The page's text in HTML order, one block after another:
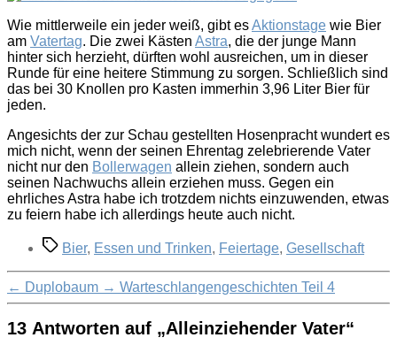
Wie mittlerweile ein jeder weiß, gibt esAktionstage wie Bier
am Vatertag. Die zwei Kästen Astra, die der junge Mann
hinter sich herzieht, dürften wohl ausreichen, um in dieser
Runde für eine heitere Stimmung zu sorgen. Schließlich sind
das bei 30 Knollen pro Kasten immerhin 3,96 Liter Bier für
jeden.
Angesichts der zur Schau gestellten Hosenpracht wundert es
mich nicht, wenn der seinen Ehrentag zelebrierende Vater
nicht nur den Bollerwagen allein ziehen, sondern auch
seinen Nachwuchs allein erziehen muss. Gegen ein
ehrliches Astra habe ich trotzdem nichts einzuwenden, etwas
zu feiern habe ich allerdings heute auch nicht.
Schlagwörter
Bier, Essen und Trinken, Feiertage, Gesellschaft
← Duplobaum → Warteschlangengeschichten Teil 4
13 Antworten auf „Alleinziehender Vater“